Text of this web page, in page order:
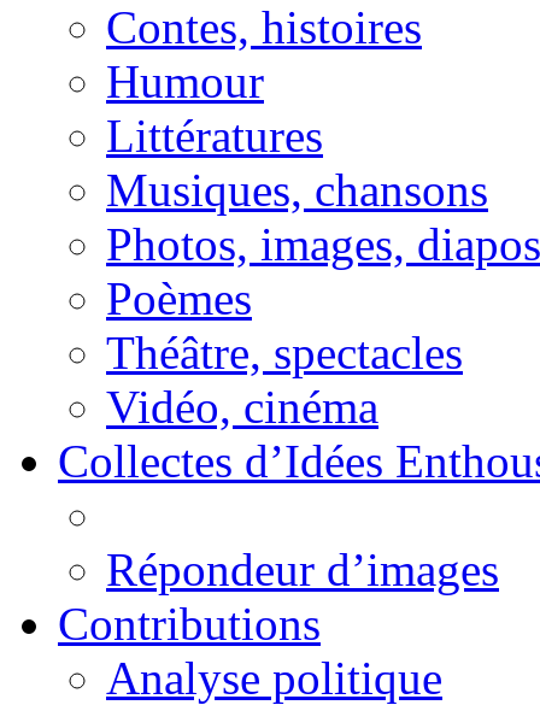
Contes, histoires
Humour
Littératures
Musiques, chansons
Photos, images, diapos
Poèmes
Théâtre, spectacles
Vidéo, cinéma
Collectes d’Idées
Répondeur d’images
Contributions
Analyse politique